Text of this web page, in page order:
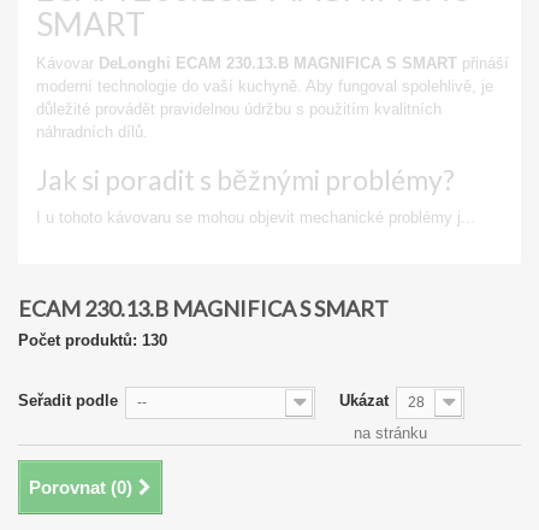
SMART
Kávovar DeLonghi ECAM 230.13.B MAGNIFICA S SMART přináší
moderní technologie do vaší kuchyně. Aby fungoval spolehlivě, je
důležité provádět pravidelnou údržbu s použitím kvalitních
náhradních dílů.
Jak si poradit s běžnými problémy?
I u tohoto kávovaru se mohou objevit mechanické problémy j...
ECAM 230.13.B MAGNIFICA S SMART
Počet produktů: 130
Seřadit podle -- Ukázat 28
na stránku
Porovnat (0)